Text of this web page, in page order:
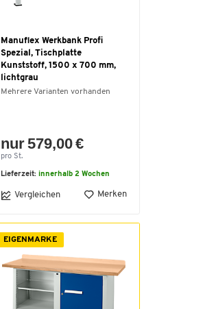
Manuflex Werkbank Profi
Spezial, Tischplatte
Kunststoff, 1500 x 700 mm,
lichtgrau
Mehrere Varianten vorhanden
nur 579,00 €
pro St.
Lieferzeit: innerhalb 2 Wochen
Vergleichen Merken
EIGENMARKE